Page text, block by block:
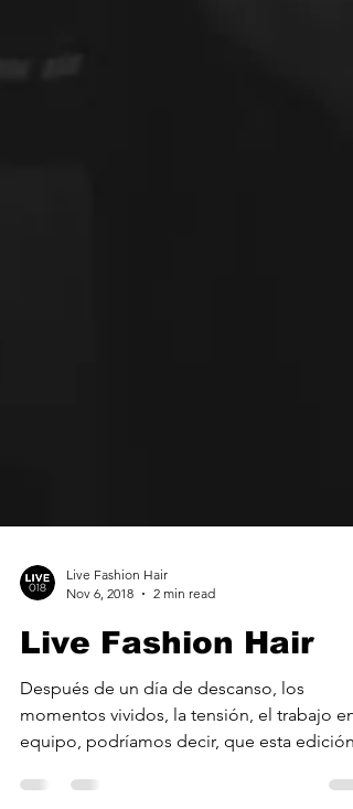
Live Fashion Hair
Nov 6, 2018
2 min read
Live Fashion Hair
Después de un día de descanso, los
equipo, podríamos decir, que esta edición